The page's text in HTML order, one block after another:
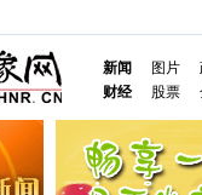
新闻 图片
财经
股票